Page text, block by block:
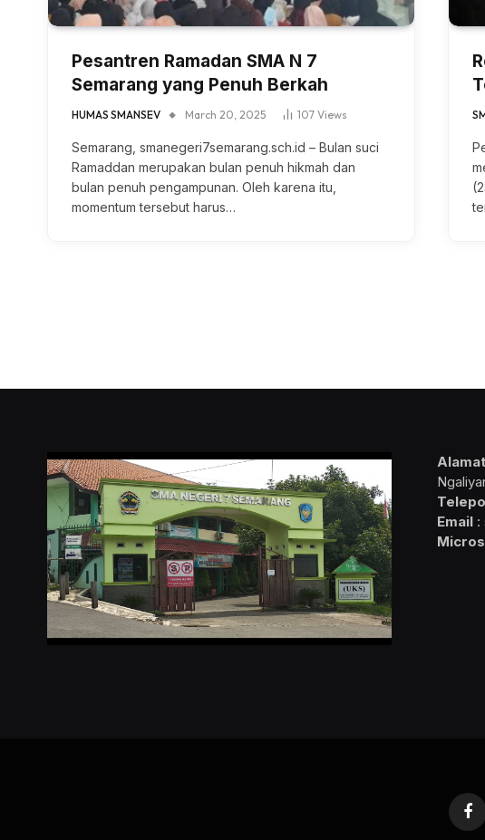
Pesantren Ramadan SMA N 7
Semarang yang Penuh Berkah
HUMAS SMANSEV March 20, 2025 107 Views
Semarang, smanegeri7semarang.sch.id – Bulan suci
Ramaddan merupakan bulan penuh hikmah dan
bulan penuh pengampunan. Oleh karena itu,
momentum tersebut harus…
Alamat
Email :